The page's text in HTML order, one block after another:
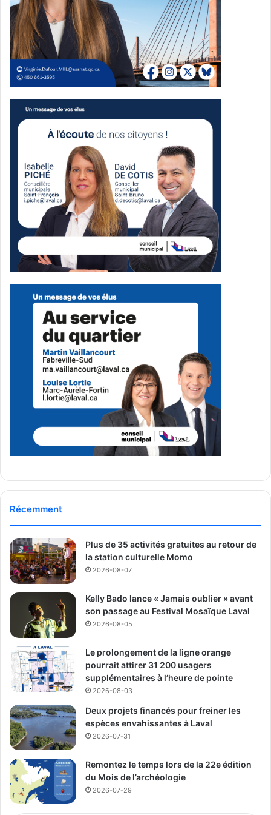
« 38 % des restaurateurs québécois emploient des
travailleurs étrangers. Les propriétaires les
plus touchés par cette loi sont ceux situés hors de
Montréal » nous annonce Martin Vézina, le
représentant médiatique de l’ARQ. Sur la Côte-Nord, un
restaurant risque de mettre la clé sous
la porte d’ici l’été 2026.
Casa Grecque, restaurant à Drummondville, ne peut plus
servir de déjeuners à sa clientèle. Il a
aussi mis fin à son service traiteur. Le propriétaire Samir
Guerras compte sur ses employés issus
de l’immigration. Sur 40 employés, 4 sont des travailleurs
étrangers, un plafond de 10% imposé
par le gouvernement québécois. Deux d’entre eux sont en
arrêt de travail, en attente du
renouvellement de leur permis. Avec l’abolition du PEQ,
Samir considère diminuer les services
du midi.
Au revoir le PEQ, bienvenue le
PSTQ
Le gouvernement propose une alternative au PEQ, le
programme de sélection des travailleurs
qualifiés (PSTQ). Il fonctionne uniquement sur invitation,
sans date fixe ni seuils fixés de
personnes accueillies. Les restaurateurs doivent s’aligner
avec ce nouveau système et planifier
à l’avance le recrutement à l’étranger.
diplômes demandés sont parfois
Québec a besoin de main-d’œuvre
compétente et expérimentée.
Les restaurateurs estiment que les travailleurs étrangers
contribuent à l’essor de l’économie
québécoise et que les lois d’immigration doivent être plus
souples pour contrer la pénurie de la
main d’œuvre.
Média Laval
See Full Bio
Publicité sponsorisée par la conseillère municipale de Saint-François et David
De Cotis, conseiller municipal de Saint-Bruno
Récemment
Plus de 35 activités gratuites au retour de
la station culturelle Momo
2026-08-07
Kelly Bado lance « Jamais oublier » avant
son passage au Festival Mosaïque Laval
2026-08-05
Le prolongement de la ligne orange
pourrait attirer 31 200 usagers
supplémentaires à l’heure de pointe
2026-08-03
Deux projets financés pour freiner les
espèces envahissantes à Laval
2026-07-31
Remontez le temps lors de la 22e édition
du Mois de l’archéologie
2026-07-29